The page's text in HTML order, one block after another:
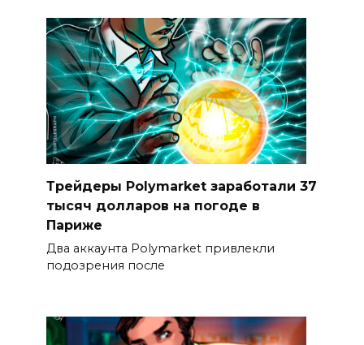
Трейдеры Polymarket заработали 37
тысяч долларов на погоде в
Париже
Два аккаунта Polymarket привлекли
подозрения после